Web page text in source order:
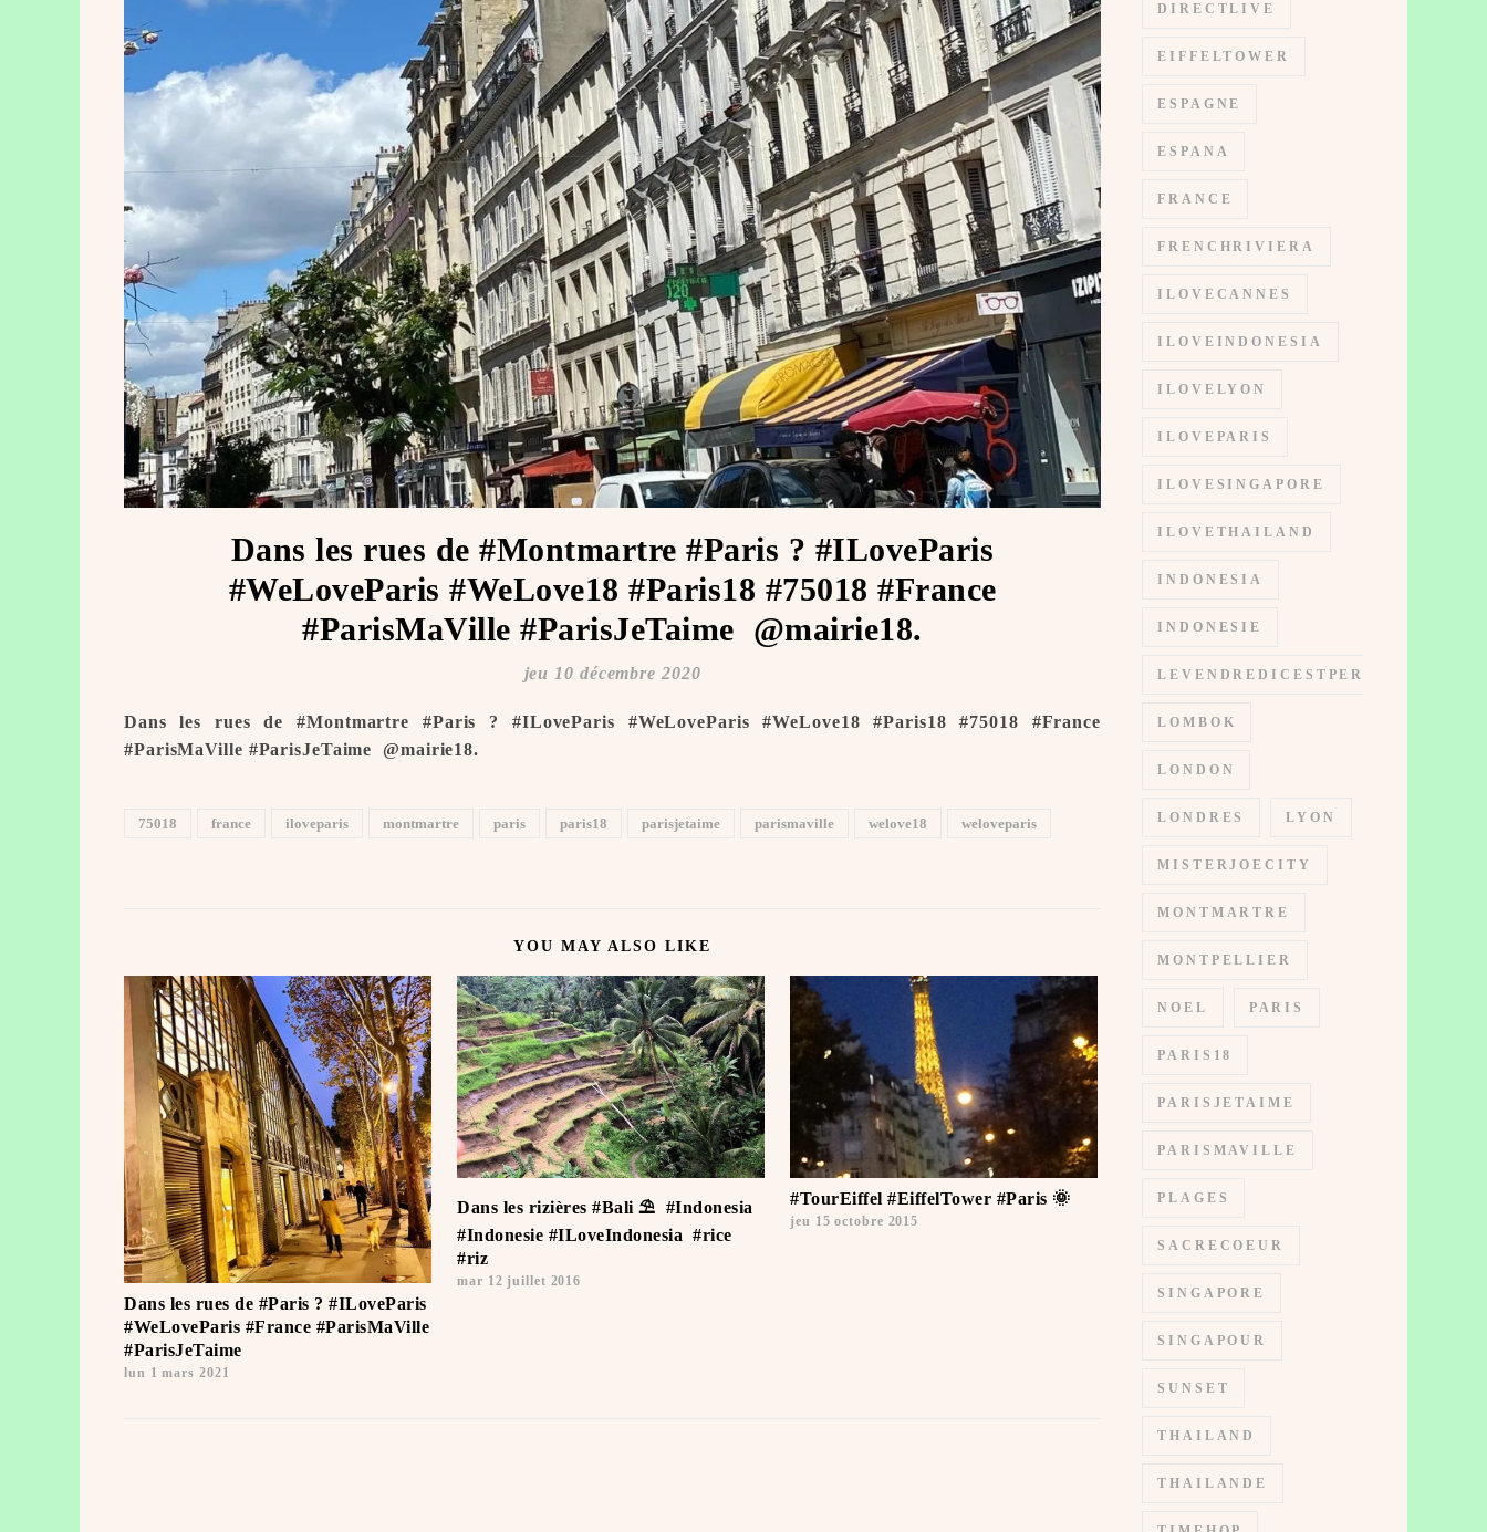
Dans les rues de #Montmartre #Paris ? #ILoveParis
#WeLoveParis #WeLove18 #Paris18 #75018 #France
#ParisMaVille #ParisJeTaime ️ @mairie18.
jeu 10 décembre 2020
Dans les rues de #Montmartre #Paris ? #ILoveParis #WeLoveParis #WeLove18 #Paris18 #75018 #France
#ParisMaVille #ParisJeTaime ️ @mairie18.
75018 france iloveparis montmartre paris paris18 parisjetaime parismaville welove18 weloveparis
YOU MAY ALSO LIKE
Dans les rues de #Paris ? #ILoveParis
#WeLoveParis #France #ParisMaVille
#ParisJeTaime ️
lun 1 mars 2021
Dans les rizières #Bali ⛱ ️ #Indonesia
#Indonesie #ILoveIndonesia ️ #rice
#riz
mar 12 juillet 2016
#TourEiffel #EiffelTower #Paris 🌞
jeu 15 octobre 2015
DIRECTLIVE
EIFFELTOWER
ESPAGNE
ESPANA
FRANCE
FRENCHRIVIERA
ILOVECANNES
ILOVEINDONESIA
ILOVELYON
ILOVEPARIS
ILOVESINGAPORE
ILOVETHAILAND
INDONESIA
INDONESIE
LEVENDREDICESTPERMIS
LOMBOK
LONDON
LONDRES LYON
MISTERJOECITY
MONTMARTRE
MONTPELLIER
NOEL PARIS
PARIS18
PARISJETAIME
PARISMAVILLE
PLAGES
SACRECOEUR
SINGAPORE
SINGAPOUR
SUNSET
THAILAND
THAILANDE